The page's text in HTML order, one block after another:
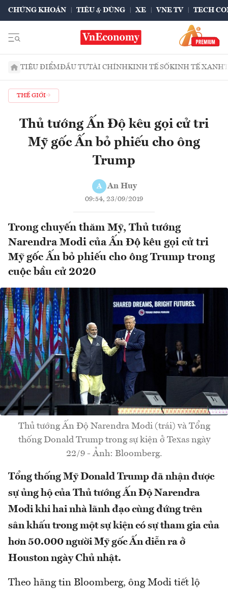
CHỨNG KHOÁN TIÊU & DÙNG XE VNE TV TECH
TIÊU ĐIỂMĐẦU TƯTÀI CHÍNHKINH TẾ SỐKINH TẾ XANH
THẾ GIỚI
Thủ tướng Ấn Độ kêu gọi cử tri
Mỹ gốc Ấn bỏ phiếu cho ông
Trump
A An Huy
09:54, 23/09/2019
Trong chuyến thăm Mỹ, Thủ tướng
Narendra Modi của Ấn Độ kêu gọi cử tri
Mỹ gốc Ấn bỏ phiếu cho ông Trump trong
cuộc bầu cử 2020
Thủ tướng Ấn Độ Narendra Modi (trái) và Tổng
thống Donald Trump trong sự kiện ở Texas ngày
22/9 - Ảnh: Bloomberg.
Tổng thống Mỹ Donald Trump đã nhận được
sự ủng hộ của Thủ tướng Ấn Độ Narendra
Modi khi hai nhà lãnh đạo cùng đứng trên
sân khấu trong một sự kiện có sự tham gia của
hơn 50.000 người Mỹ gốc Ấn diễn ra ở
Houston ngày Chủ nhật.
Theo hãng tin Bloomberg, ông Modi tiết lộ